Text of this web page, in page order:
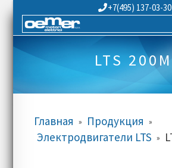
+7(495) 137-03-30
LTS 200M
Главная » Продукция »
Электродвигатели LTS »